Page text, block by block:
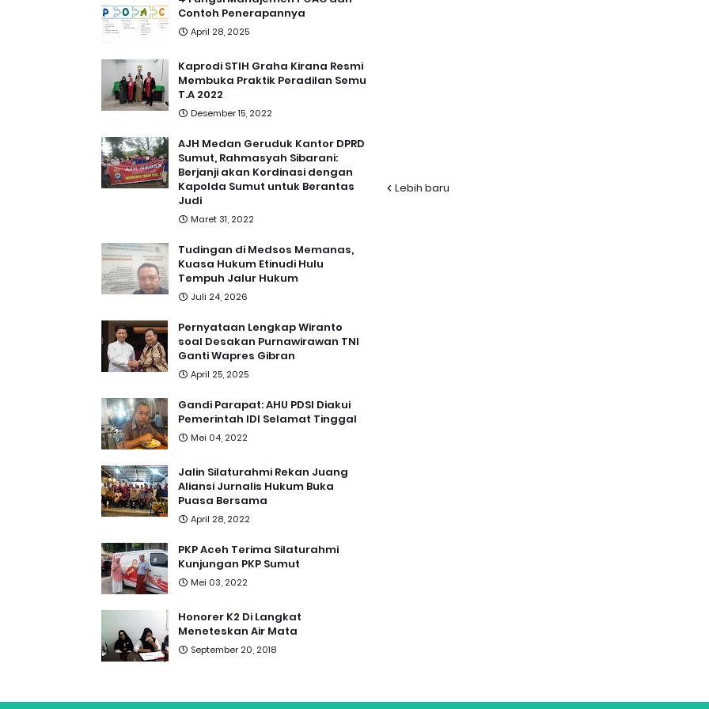
Lebih baru
Contoh Penerapannya
April 28, 2025
Kaprodi STIH Graha Kirana Resmi
Membuka Praktik Peradilan Semu
T.A 2022
Desember 15, 2022
AJH Medan Geruduk Kantor DPRD
Sumut, Rahmasyah Sibarani:
Berjanji akan Kordinasi dengan
Kapolda Sumut untuk Berantas
Judi
Maret 31, 2022
Tudingan di Medsos Memanas,
Kuasa Hukum Etinudi Hulu
Tempuh Jalur Hukum
Juli 24, 2026
Pernyataan Lengkap Wiranto
soal Desakan Purnawirawan TNI
Ganti Wapres Gibran
April 25, 2025
Gandi Parapat: AHU PDSI Diakui
Pemerintah IDI Selamat Tinggal
Mei 04, 2022
Jalin Silaturahmi Rekan Juang
Aliansi Jurnalis Hukum Buka
Puasa Bersama
April 28, 2022
PKP Aceh Terima Silaturahmi
Kunjungan PKP Sumut
Mei 03, 2022
Honorer K2 Di Langkat
Meneteskan Air Mata
September 20, 2018